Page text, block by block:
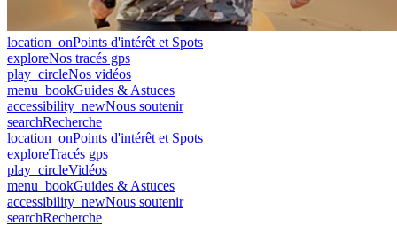
location_onPoints d'intérêt et Spots
exploreNos tracés gps
play_circleNos vidéos
menu_bookGuides & Astuces
accessibility_newNous soutenir
searchRecherche
location_onPoints d'intérêt et Spots
exploreTracés gps
play_circleVidéos
menu_bookGuides & Astuces
accessibility_newNous soutenir
searchRecherche